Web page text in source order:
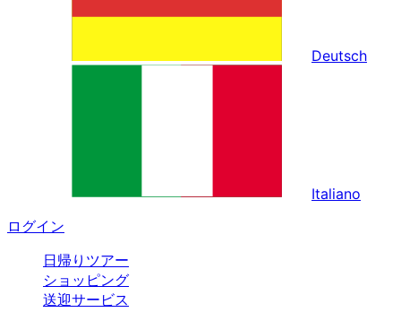
Deutsch
Italiano
ログイン
日帰りツアー
ショッピング
送迎サービス